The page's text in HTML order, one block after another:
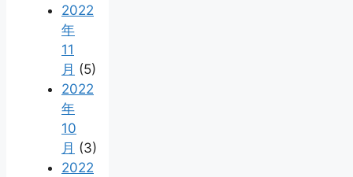
2022
年
11
月 (5)
2022
年
10
月 (3)
2022